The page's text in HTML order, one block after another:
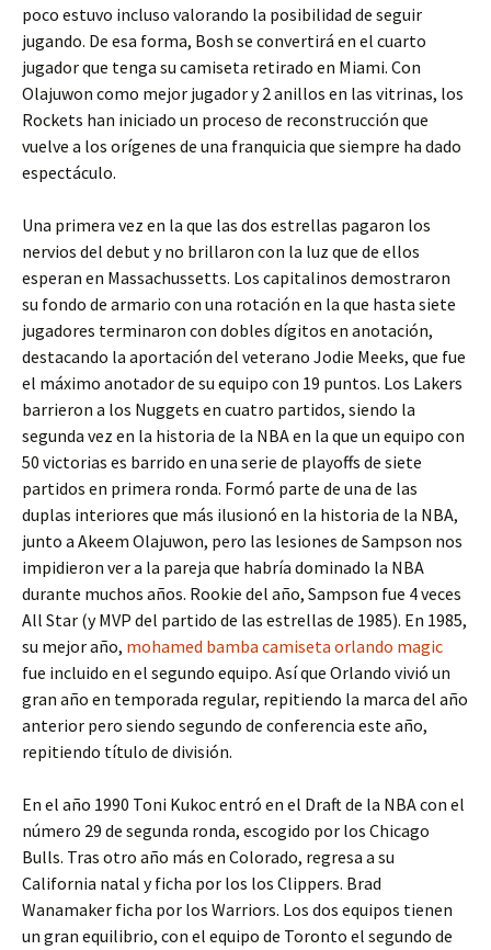
poco estuvo incluso valorando la posibilidad de seguir
jugando. De esa forma, Bosh se convertirá en el cuarto
jugador que tenga su camiseta retirado en Miami. Con
Olajuwon como mejor jugador y 2 anillos en las vitrinas, los
Rockets han iniciado un proceso de reconstrucción que
vuelve a los orígenes de una franquicia que siempre ha dado
espectáculo.
Una primera vez en la que las dos estrellas pagaron los
nervios del debut y no brillaron con la luz que de ellos
esperan en Massachussetts. Los capitalinos demostraron
su fondo de armario con una rotación en la que hasta siete
jugadores terminaron con dobles dígitos en anotación,
destacando la aportación del veterano Jodie Meeks, que fue
el máximo anotador de su equipo con 19 puntos. Los Lakers
barrieron a los Nuggets en cuatro partidos, siendo la
segunda vez en la historia de la NBA en la que un equipo con
50 victorias es barrido en una serie de playoffs de siete
partidos en primera ronda. Formó parte de una de las
duplas interiores que más ilusionó en la historia de la NBA,
junto a Akeem Olajuwon, pero las lesiones de Sampson nos
impidieron ver a la pareja que habría dominado la NBA
durante muchos años. Rookie del año, Sampson fue 4 veces
All Star (y MVP del partido de las estrellas de 1985). En 1985,
su mejor año, mohamed bamba camiseta orlando magic
fue incluido en el segundo equipo. Así que Orlando vivió un
gran año en temporada regular, repitiendo la marca del año
anterior pero siendo segundo de conferencia este año,
repitiendo título de división.
En el año 1990 Toni Kukoc entró en el Draft de la NBA con el
número 29 de segunda ronda, escogido por los Chicago
Bulls. Tras otro año más en Colorado, regresa a su
California natal y ficha por los los Clippers. Brad
Wanamaker ficha por los Warriors. Los dos equipos tienen
un gran equilibrio, con el equipo de Toronto el segundo de